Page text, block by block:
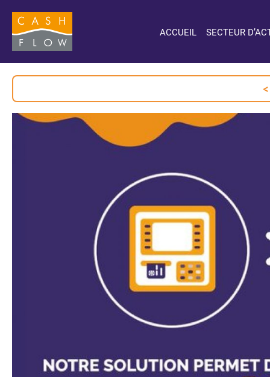
ACCUEIL SECTEUR